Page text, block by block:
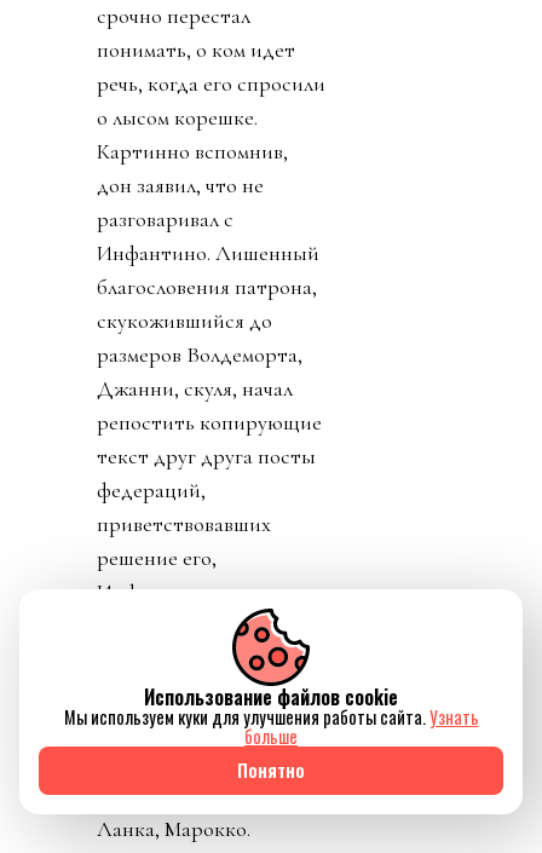
срочно перестал
понимать, о ком идет
речь, когда его спросили
о лысом корешке.
Картинно вспомнив,
дон заявил, что не
разговаривал с
Инфантино. Лишенный
благословения патрона,
скукожившийся до
размеров Волдеморта,
Джанни, скуля, начал
репостить копирующие
текст друг друга посты
федераций,
приветствовавших
решение его,
Инфантино, отменить
план прихватизации.
Опять смотрим что
такое «газлайтинг», а
равно и рассматриваем
подборку стран: Катар,
ОАЭ, Бутан, Шри
Ланка, Марокко.
Использование файлов cookie
Мы используем куки для улучшения работы сайта.Узнать
больше
Понятно